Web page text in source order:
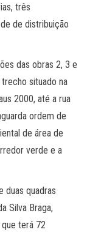
três
de distribuição
das obras 2, 3 e
situado na
2000, até a rua
ordem de
de área de
verde e a
duas quadras
Silva Braga,
terá 72